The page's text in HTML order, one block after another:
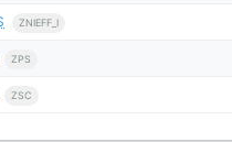
ZNIEFF_I
ZPS
ZSC